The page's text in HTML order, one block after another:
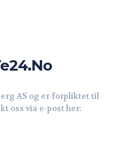
AS og er forpliktet til
oss via e-post her: